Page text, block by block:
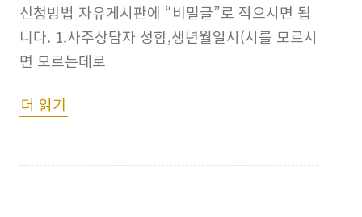
신청방법 자유게시판에 “비밀글”로 적으시면 됩
니다. 1.사주상담자 성함,생년월일시(시를 모르시
면 모르는데로
더 읽기